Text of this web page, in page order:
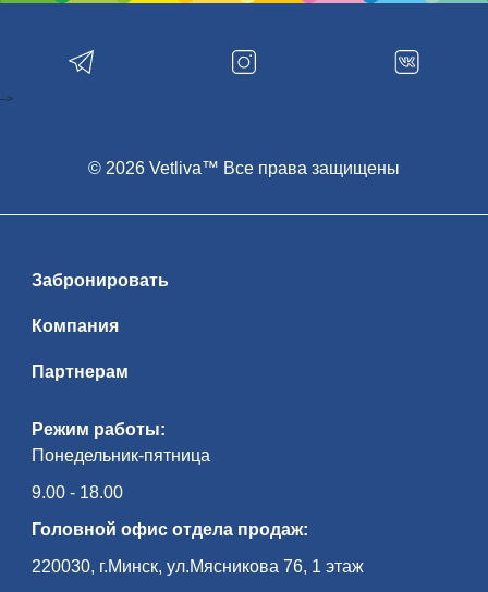
Режим работы:
Понедельник-пятница
9.00 - 18.00
Головной офис отдела продаж:
220030, г.Минск, ул.Мясникова 76, 1 этаж
Забронировать
Компания
Партнерам
© 2026 Vetliva™ Все права защищены
-->